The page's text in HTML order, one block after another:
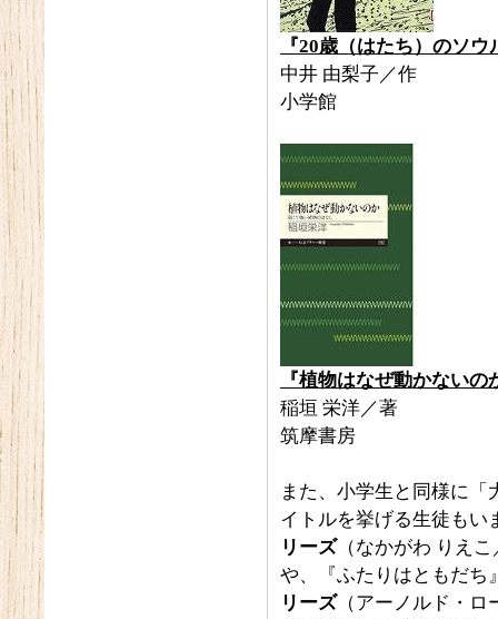
『20歳（はたち）のソウ
中井 由梨子／作
小学館
『植物はなぜ動かないの
稲垣 栄洋／著
筑摩書房
また、小学生と同様に
イトルを挙げる生徒もい
リーズ（なかがわ りえ
や、『ふたりはともだち
リーズ（アーノルド・ロ